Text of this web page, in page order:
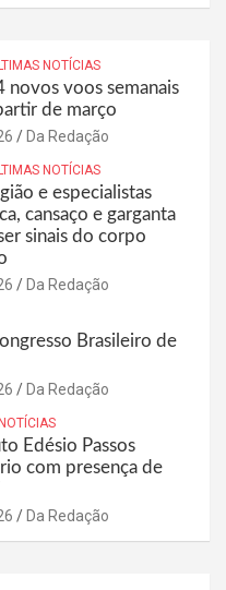
NOTÍCIAS
novos voos semanais
de março
Da Redação
NOTÍCIAS
e especialistas
cansaço e garganta
sinais do corpo
Da Redação
Brasileiro de
Da Redação
Edésio Passos
com presença de
Da Redação